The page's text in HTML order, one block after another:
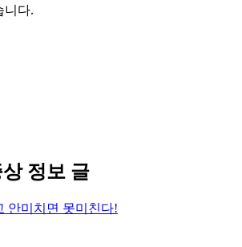
니다.
정보 글
안미치면 못미친다!